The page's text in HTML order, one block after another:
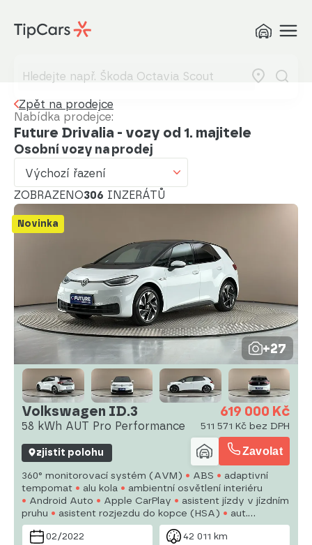
Zpět na prodejce
Nabídka prodejce:
Future Drivalia - vozy od 1. majitele
Osobní vozy na prodej
Výchozí řazení
Výchozí řazení
Od nejdražšího
Od nejmenšího nájezdu
Od nejvyššího nájezdu
Od nejstaršího vozu
Od nejnovějšího vozu
Od nejstaršího inzerátu
Abecedně od A do Z
Abecedně od Z do A
ZOBRAZENO306 INZERÁTŮ
Novinka
+27
Volkswagen ID.3
58 kWh AUT Pro Performance
619 000 Kč
511 571 Kč bez DPH
zjistit polohu Zavolat
360° monitorovací systém (AVM) ABS
adaptivní
tempomat
alu kola
ambientní osvětlení interiéru
Android Auto
Apple CarPlay
asistent jízdy v jízdním
pruhu
asistent rozjezdu do kopce (HSA)
aut.
klimatizace
aut. převodovka autorádio
bezklíčové
odemykání
brzdový asistent
02/2022 42 011 km